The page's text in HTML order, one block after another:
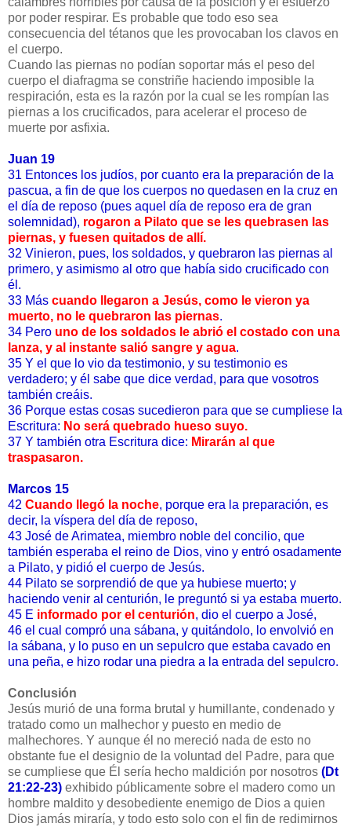
por poder respirar. Es probable que todo eso sea
consecuencia del tétanos que les provocaban los clavos en
el cuerpo.
Cuando las piernas no podían soportar más el peso del
cuerpo el diafragma se constriñe haciendo imposible la
respiración, esta es la razón por la cual se les rompían las
piernas a los crucificados, para acelerar el proceso de
muerte por asfixia.
Juan 19
31 Entonces los judíos, por cuanto era la preparación de la
pascua, a fin de que los cuerpos no quedasen en la cruz en
el día de reposo (pues aquel día de reposo era de gran
solemnidad), rogaron a Pilato que se les quebrasen las
piernas, y fuesen quitados de allí.
32 Vinieron, pues, los soldados, y quebraron las piernas al
primero, y asimismo al otro que había sido crucificado con
él.
33 Más cuando llegaron a Jesús, como le vieron ya
muerto, no le quebraron las piernas.
34 Pero uno de los soldados le abrió el costado con una
lanza, y al instante salió sangre y agua.
35 Y el que lo vio da testimonio, y su testimonio es
verdadero; y él sabe que dice verdad, para que vosotros
también creáis.
36 Porque estas cosas sucedieron para que se cumpliese la
Escritura: No será quebrado hueso suyo.
37 Y también otra Escritura dice: Mirarán al que
traspasaron.
Marcos 15
42 Cuando llegó la noche, porque era la preparación, es
decir, la víspera del día de reposo,
43 José de Arimatea, miembro noble del concilio, que
también esperaba el reino de Dios, vino y entró osadamente
a Pilato, y pidió el cuerpo de Jesús.
44 Pilato se sorprendió de que ya hubiese muerto; y
haciendo venir al centurión, le preguntó si ya estaba muerto.
45 E informado por el centurión, dio el cuerpo a José,
46 el cual compró una sábana, y quitándolo, lo envolvió en
la sábana, y lo puso en un sepulcro que estaba cavado en
una peña, e hizo rodar una piedra a la entrada del sepulcro.
Conclusión
Jesús murió de una forma brutal y humillante, condenado y
tratado como un malhechor y puesto en medio de
malhechores. Y aunque él no mereció nada de esto no
obstante fue el designio de la voluntad del Padre, para que
se cumpliese que Él sería hecho maldición por nosotros (Dt
21:22-23) exhibido públicamente sobre el madero como un
hombre maldito y desobediente enemigo de Dios a quien
Dios jamás miraría, y todo esto solo con el fin de redimirnos